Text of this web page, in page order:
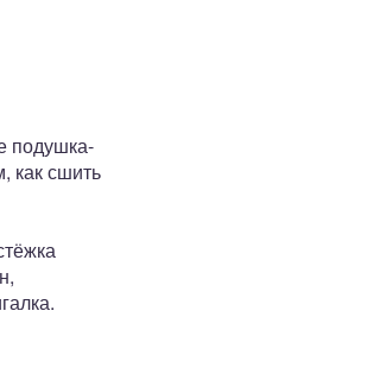
подушка-
как сшить